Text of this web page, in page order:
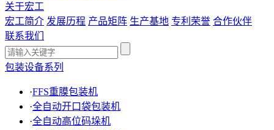
关于宏工
宏工简介 发展历程 产品矩阵 生产基地 专利荣誉 合作伙伴
联系我们
包装设备系列
·FFS重膜包装机
·全自动开口袋包装机
·全自动高位码垛机